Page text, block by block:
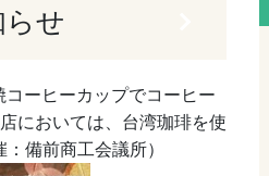
せ
ーヒーカップでコーヒー
においては、台湾珈琲を使
備前商工会議所）